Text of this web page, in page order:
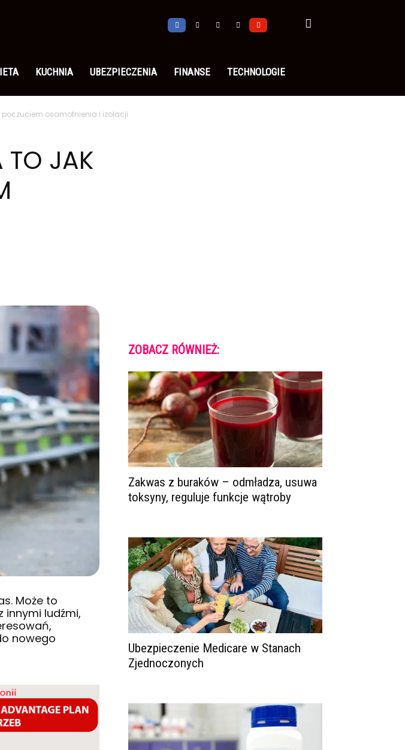
KUCHNIA UBEZPIECZENIA FINANSE TECHNOLOGIE
poczuciem osamotnienia i izolacji
TO JAK
Może to
innymi ludźmi,
nowego
ZOBACZ RÓWNIEŻ:
Zakwas z buraków – odmładza, usuwa
toksyny, reguluje funkcje wątroby
Ubezpieczenie Medicare w Stanach
Zjednoczonych